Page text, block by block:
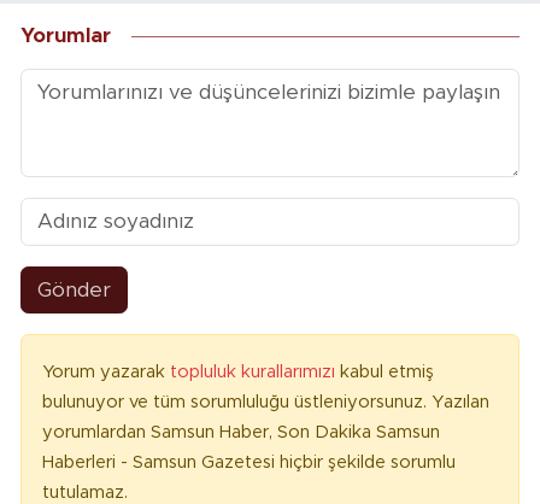
Yorumlar
Gönder
Yorum yazarak topluluk kurallarımızı kabul etmiş
bulunuyor ve tüm sorumluluğu üstleniyorsunuz. Yazılan
yorumlardan Samsun Haber, Son Dakika Samsun
Haberleri - Samsun Gazetesi hiçbir şekilde sorumlu
tutulamaz.